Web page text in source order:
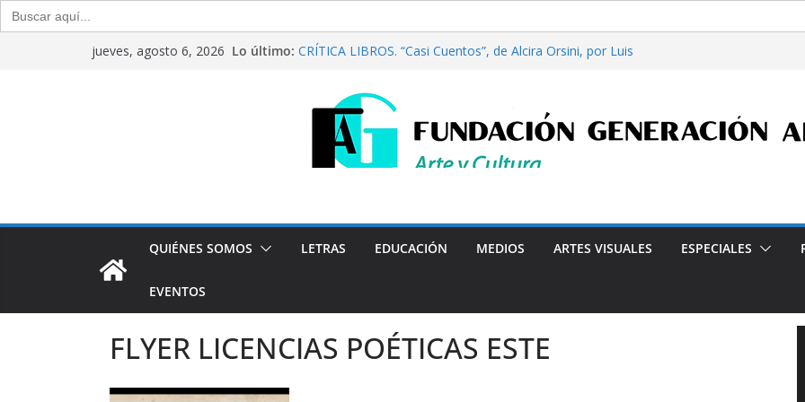
Buscar:
jueves, agosto 6, 2026 Lo último: CRÍTICA LIBROS. “Casi Cuentos”, de Alcira Orsini, por Luis
Generación Abierta en Radio: Emisión N° 972, Lunes 03 de
Agosto de 2026
“Crónicas Barriales”, Emisión N°175, Sábado 01 de Agosto de
QUIÉNES SOMOS LETRAS EDUCACIÓN MEDIOS ARTES VISUALES ESPECIALES
EVENTOS
FLYER LICENCIAS POÉTICAS ESTE